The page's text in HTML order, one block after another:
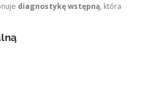
diagnostykę wstępną, która